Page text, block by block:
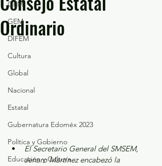
GEM
GEM
DIFEM
Cultura
Global
Nacional
Estatal
Gubernatura Edoméx 2023
Política y Gobierno
Educación y Cultura
Ordinario
El Secretario General del SMSEM,
Jenaro Martínez encabezó la